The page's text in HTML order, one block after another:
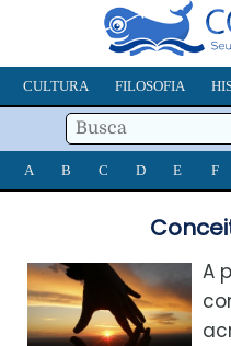
CULTURA FILOSOFIA
A B C D E F
A